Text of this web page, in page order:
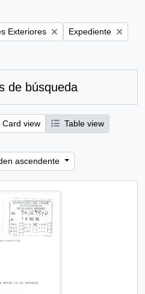
Exteriores Remove filter:
Expediente
de búsqueda
Card view
Table view
ascendente